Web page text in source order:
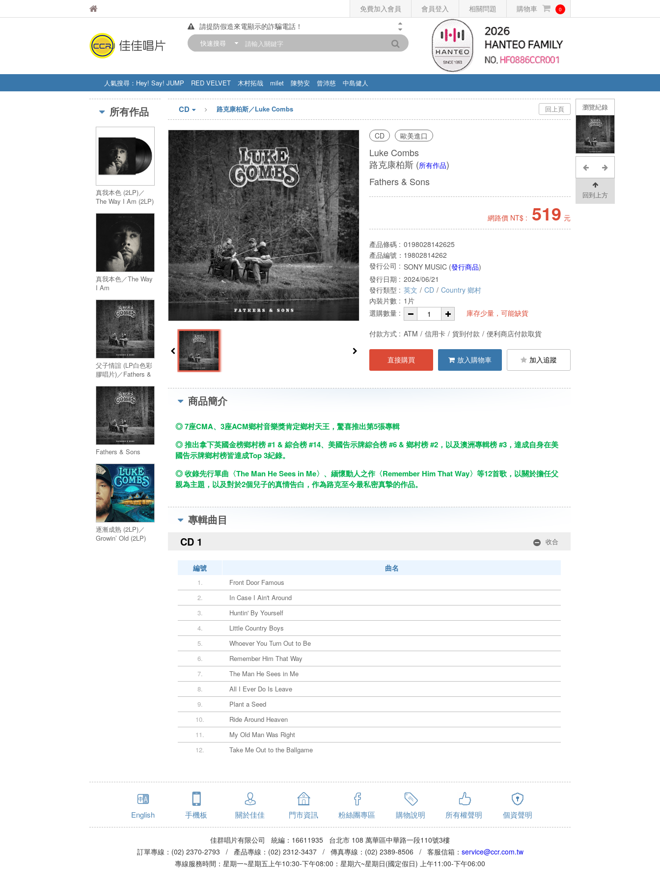
免費加入會員 會員登入 相關問題 購物車 0
佳佳唱片
請提防假造來電顯示的詐騙電話！
【中華門市營業時間調整公告】
快速搜尋
人氣搜尋： Hey! Say! JUMP RED VELVET 木村拓哉 milet 陳勢安 曾沛慈
中島健人
STRAY KIDS
盧廣仲 周杰伦
瀏覽紀錄
回到上方
所有作品
真我本色 (2LP)／
The Way I Am (2LP)
真我本色／The Way
I Am
父子情誼 (LP白色彩
膠唱片)／Fathers &
Fathers & Sons
逐漸成熟 (2LP)／
Growin’ Old (2LP)
回上頁
CD 路克康柏斯／Luke Combs
CD 歐美進口
Luke Combs
路克康柏斯 (所有作品)
Fathers & Sons
網路價 NT$ : 519 元
產品條碼 : 0198028142625
產品編號： 19802814262
發行公司 : SONY MUSIC (發行商品)
發行日期 : 2024/06/21
發行類型 : 英文 / CD / Country 鄉村
內裝片數 : 1片
選購數量 :
庫存少量，可能缺貨
付款方式 : ATM / 信用卡 / 貨到付款 / 便利商店付款取貨
直接購買 放入購物車 加入追蹤
商品簡介
◎ 7座CMA、3座ACM鄉村音樂獎肯定鄉村天王，驚喜推出第5張專輯
◎ 推出拿下英國金榜鄉村榜 #1 & 綜合榜 #14、美國告示牌綜合榜 #6 & 鄉村榜 #2，以及澳洲專輯榜 #3，達成自身在美
國告示牌鄉村榜皆達成Top 3紀錄。
◎ 收錄先行單曲〈The Man He Sees in Me〉、緬懷動人之作〈Remember Him That Way〉等12首歌，以關於擔任父
親為主題，以及對於2個兒子的真情告白，作為路克至今最私密真摯的作品。
專輯曲目
收合
CD 1
編號 曲名
1.
Front Door Famous
2.
In Case I Ain't Around
3.
Huntin' By Yourself
4.
Little Country Boys
5.
Whoever You Turn Out to Be
6.
Remember Him That Way
7.
The Man He Sees in Me
8.
All I Ever Do Is Leave
9.
Plant a Seed
10.
Ride Around Heaven
11.
My Old Man Was Right
12.
Take Me Out to the Ballgame
English 手機板 關於佳佳 門市資訊 粉絲團專區 購物說明 所有權聲明 個資聲明
佳群唱片有限公司 統編：16611935 台北市 108 萬華區中華路一段110號3樓
訂單專線：(02) 2370-2793 / 產品專線：(02) 2312-3437 / 傳真專線：(02) 2389-8506 / 客服信箱： service@ccr.com.tw
專線服務時間：星期一~星期五上午10:30-下午08:00：星期六~星期日(國定假日) 上午11:00-下午06:00